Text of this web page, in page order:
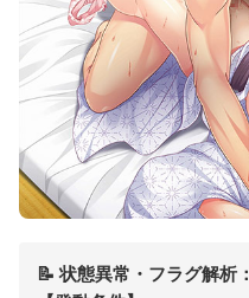
📝 状態異常・フラグ解析：